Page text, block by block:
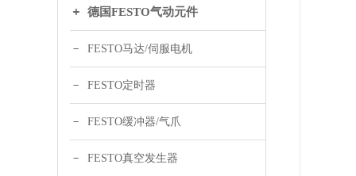
德国FESTO气动元件
FESTO马达/伺服电机
FESTO定时器
FESTO缓冲器/气爪
FESTO真空发生器